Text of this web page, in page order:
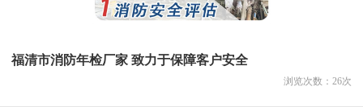
福清市消防年检厂家 致力于保障客户安全
浏览次数： 26次